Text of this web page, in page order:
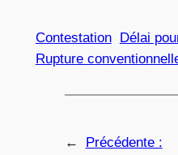
Contestation Délai
Rupture
←
Précédente :